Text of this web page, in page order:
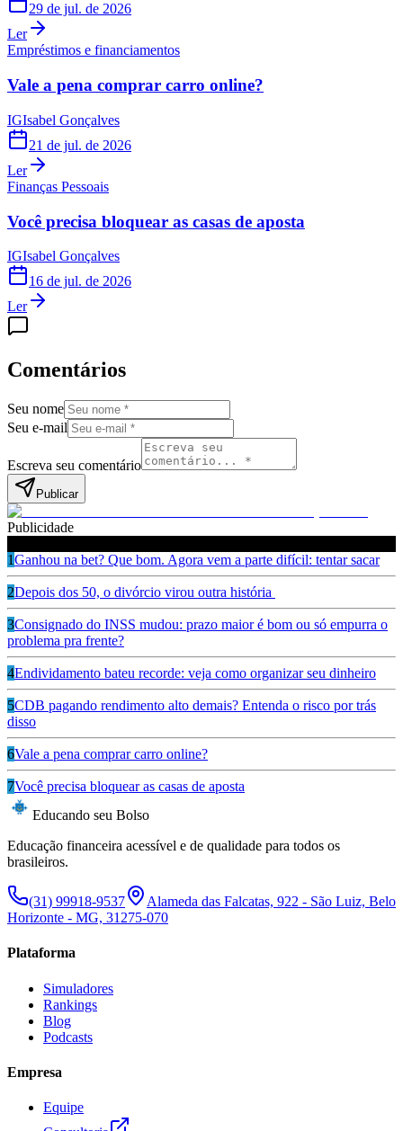
29 de jul. de 2026
Ler
Empréstimos e financiamentos
Vale a pena comprar carro online?
IGIsabel Gonçalves
21 de jul. de 2026
Ler
Finanças Pessoais
Você precisa bloquear as casas de aposta
IGIsabel Gonçalves
16 de jul. de 2026
Ler
Comentários
Seu nome
Seu e-mail
Escreva seu comentário
Publicar
Publicidade
1Ganhou na bet? Que bom. Agora vem a parte difícil: tentar sacar
2Depois dos 50, o divórcio virou outra história
3Consignado do INSS mudou: prazo maior é bom ou só empurra o
problema pra frente?
4Endividamento bateu recorde: veja como organizar seu dinheiro
5CDB pagando rendimento alto demais? Entenda o risco por trás
disso
6Vale a pena comprar carro online?
7Você precisa bloquear as casas de aposta
Educando seu Bolso
Educação financeira acessível e de qualidade para todos os
brasileiros.
(31) 99918-9537
Alameda das Falcatas, 922 - São Luiz, Belo
Horizonte - MG, 31275-070
Plataforma
Simuladores
Rankings
Blog
Podcasts
Empresa
Equipe